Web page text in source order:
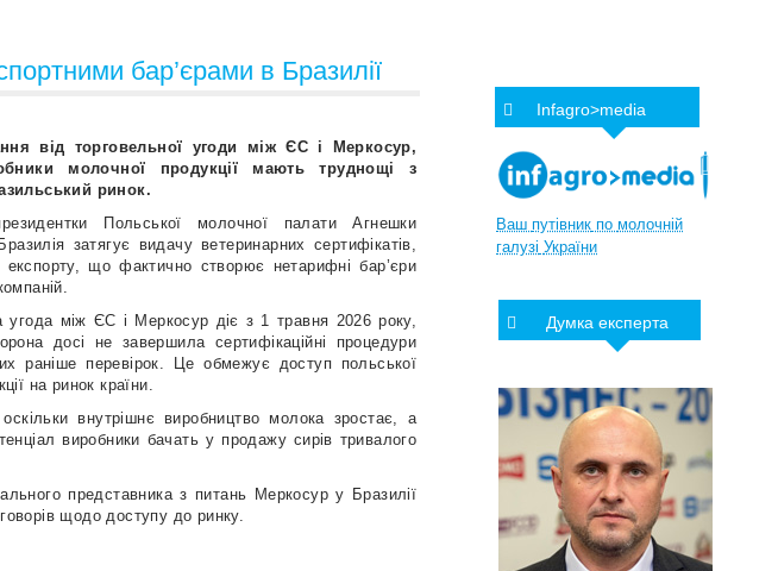
бар’єрами в Бразилії
від торговельної угоди між ЄС і Меркосур,
молочної продукції мають труднощі з
ринок.
Польської молочної палати Агнешки
затягує видачу ветеринарних сертифікатів,
експорту, що фактично створює нетарифні бар’єри
угода між ЄС і Меркосур діє з 1 травня 2026 року,
досі не завершила сертифікаційні процедури
раніше перевірок. Це обмежує доступ польської
на ринок країни.
внутрішнє виробництво молока зростає, а
виробники бачать у продажу сирів тривалого
представника з питань Меркосур у Бразилії
щодо доступу до ринку.
Infagro>media
Ваш путівник по молочній
галузі України
Думка експерта